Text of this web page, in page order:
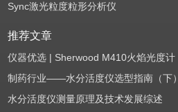
Sync激光粒度粒形分析仪
推荐文章
制药行业——水分活度仪选型指南（下）
水分活度仪测量原理及技术发展综述